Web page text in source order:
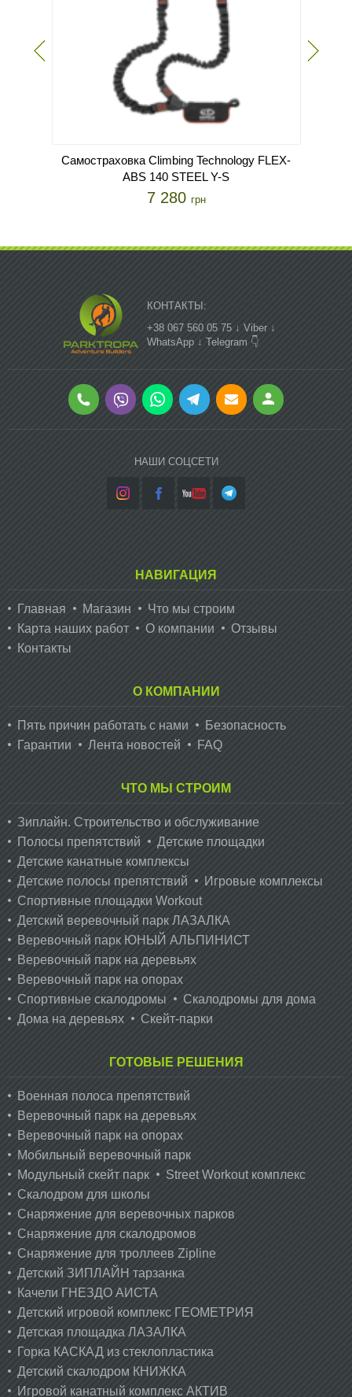
Самостраховка Climbing Technology FLEX-
ABS 140 STEEL Y-S
7 280 грн
КОНТАКТЫ:
+38 067 560 05 75 ↓ Viber ↓
WhatsApp ↓ Telegram 👇
НАШИ СОЦСЕТИ
НАВИГАЦИЯ
Главная Магазин
Что мы строим
Карта наших работ
О компании
Отзывы
Контакты
О КОМПАНИИ
Пять причин работать с нами
Безопасность
Гарантии
Лента новостей FAQ
ЧТО МЫ СТРОИМ
Зиплайн. Cтроительство и обслуживание
Полосы препятствий
Детские площадки
Детские канатные комплексы
Детские полосы препятствий
Игровые комплексы
Спортивные площадки Workout
Детский веревочный парк ЛАЗАЛКА
Веревочный парк ЮНЫЙ АЛЬПИНИСТ
Веревочный парк на деревьях
Веревочный парк на опорах
Спортивные скалодромы
Скалодромы для дома
Дома на деревьях
Скейт-парки
ГОТОВЫЕ РЕШЕНИЯ
Военная полоса препятствий
Веревочный парк на деревьях
Веревочный парк на опорах
Мобильный веревочный парк
Модульный скейт парк
Street Workout комплекс
Скалодром для школы
Снаряжение для веревочных парков
Снаряжение для скалодромов
Снаряжение для троллеев Zipline
Детский ЗИПЛАЙН тарзанка
Качели ГНЕЗДО АИСТА
Детский игровой комплекс ГЕОМЕТРИЯ
Детская площадка ЛАЗАЛКА
Горка КАСКАД из стеклопластика
Детский скалодром КНИЖКА
Игровой канатный комплекс АКТИВ